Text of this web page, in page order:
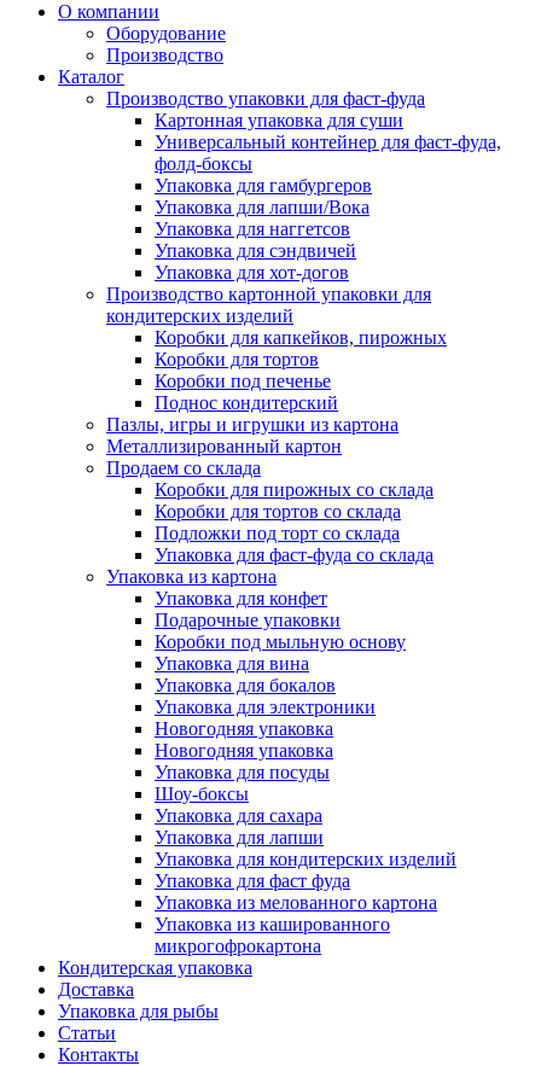
О компании
Оборудование
Производство
Каталог
Производство упаковки для фаст-фуда
Картонная упаковка для суши
Универсальный контейнер для фаст-фуда,
фолд-боксы
Упаковка для гамбургеров
Упаковка для лапши/Вока
Упаковка для наггетсов
Упаковка для сэндвичей
Упаковка для хот-догов
Производство картонной упаковки для
кондитерских изделий
Коробки для капкейков, пирожных
Коробки для тортов
Коробки под печенье
Поднос кондитерский
Пазлы, игры и игрушки из картона
Металлизированный картон
Продаем со склада
Коробки для пирожных со склада
Коробки для тортов со склада
Подложки под торт со склада
Упаковка для фаст-фуда со склада
Упаковка из картона
Упаковка для конфет
Подарочные упаковки
Коробки под мыльную основу
Упаковка для вина
Упаковка для бокалов
Упаковка для электроники
Новогодняя упаковка
Новогодняя упаковка
Упаковка для посуды
Шоу-боксы
Упаковка для сахара
Упаковка для лапши
Упаковка для кондитерских изделий
Упаковка для фаст фуда
Упаковка из мелованного картона
Упаковка из кашированного
микрогофрокартона
Кондитерская упаковка
Доставка
Упаковка для рыбы
Статьи
Контакты